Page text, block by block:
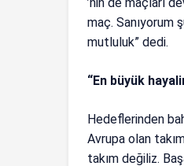
maç. Sanıyorum
mutluluk” dedi.
“En büyük
Hedeflerinden
Avrupa olan
takım değiliz.